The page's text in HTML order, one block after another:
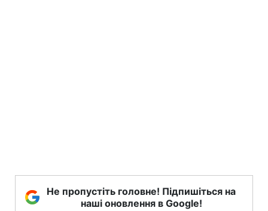
Не пропустіть головне! Підпишіться на
наші оновлення в Google!